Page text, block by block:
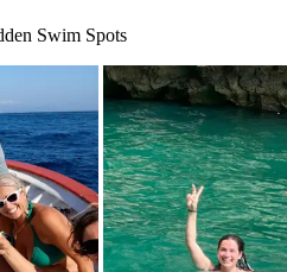
Swim Spots